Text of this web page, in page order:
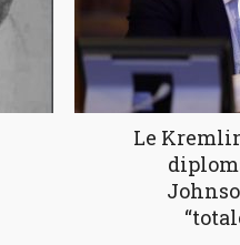
Le